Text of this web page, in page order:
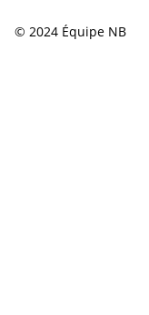
© 2024 Équipe NB